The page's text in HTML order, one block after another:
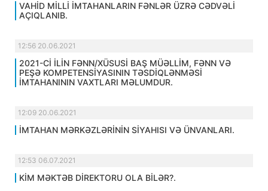
VAHİD MİLLİ İMTAHANLARIN FƏNLƏR ÜZRƏ CƏDVƏLİ
AÇIQLANIB.
12:56 20.06.2021
2021-Cİ İLİN FƏNN/XÜSUSİ BAŞ MÜƏLLİM, FƏNN VƏ
PEŞƏ KOMPETENSİYASININ TƏSDİQLƏNMƏSİ
İMTAHANININ VAXTLARI MƏLUMDUR.
12:09 20.06.2021
İMTAHAN MƏRKƏZLƏRİNİN SİYAHISI VƏ ÜNVANLARI.
12:53 06.07.2021
KİM MƏKTƏB DİREKTORU OLA BİLƏR?.